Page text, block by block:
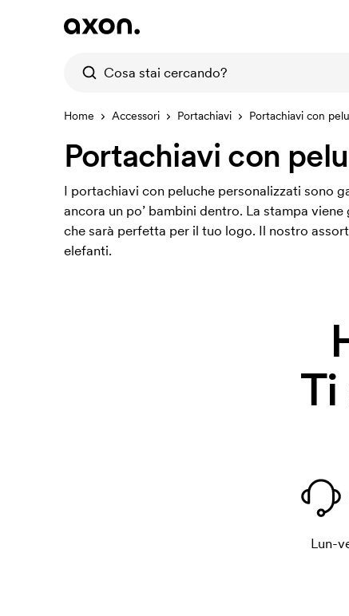
Home Accessori Portachiavi Portachiavi con
Portachiavi con
I portachiavi con peluche personalizzati sono
ancora un po’ bambini dentro. La stampa
che sarà perfetta per il tuo logo. Il nostro
elefanti.
Lun-